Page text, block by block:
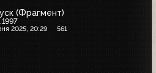
(Фрагмент)
2025, 20:29 561